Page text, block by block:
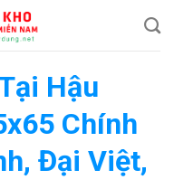
Hậu
Chính
Đại Việt,